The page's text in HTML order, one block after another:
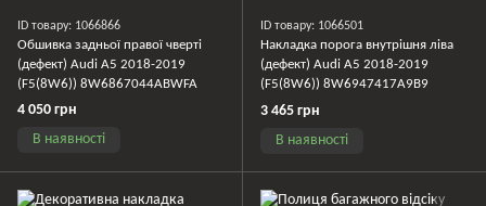
ID товару: 1066866
Обшивка задньої правої чверті
(дефект) Audi A5 2018-2019
(F5(8W6)) 8W6867044ABWFA
4 050 грн
В наявності
ID товару: 1066501
Накладка порога внутрішня ліва
(дефект) Audi A5 2018-2019
(F5(8W6)) 8W6947417A9B9
3 465 грн
В наявності